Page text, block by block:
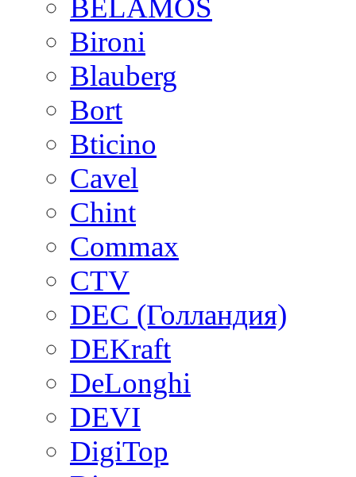
BELAMOS
Bironi
Blauberg
Bort
Bticino
Cavel
Chint
Commax
CTV
DEC (Голландия)
DEKraft
DeLonghi
DEVI
DigiTop